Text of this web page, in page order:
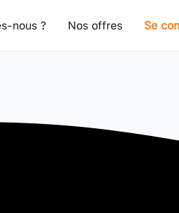
nous ? Nos offres Se